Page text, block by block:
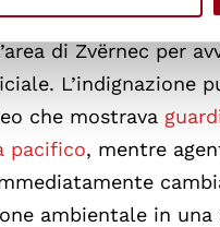
quando
di Zvërnec per
L’indignazione
che mostrava
pacifico, mentre
ambientale in